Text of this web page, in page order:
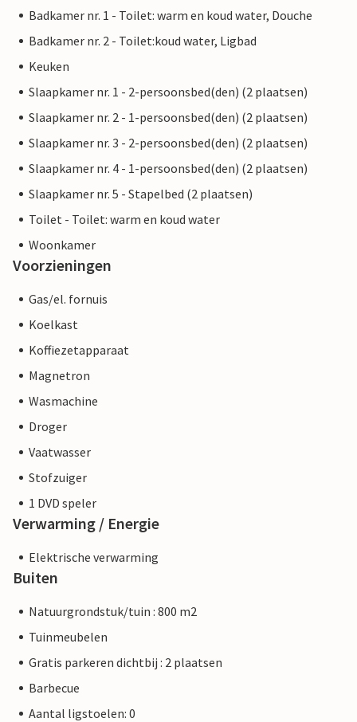
Badkamer nr. 1 - Toilet: warm en koud water, Douche
Badkamer nr. 2 - Toilet:koud water, Ligbad
Keuken
Slaapkamer nr. 1 - 2-persoonsbed(den) (2 plaatsen)
Slaapkamer nr. 2 - 1-persoonsbed(den) (2 plaatsen)
Slaapkamer nr. 3 - 2-persoonsbed(den) (2 plaatsen)
Slaapkamer nr. 4 - 1-persoonsbed(den) (2 plaatsen)
Slaapkamer nr. 5 - Stapelbed (2 plaatsen)
Toilet - Toilet: warm en koud water
Woonkamer
Voorzieningen
Gas/el. fornuis
Koelkast
Koffiezetapparaat
Magnetron
Wasmachine
Droger
Vaatwasser
Stofzuiger
1 DVD speler
Verwarming / Energie
Elektrische verwarming
Buiten
Natuurgrondstuk/tuin : 800 m2
Tuinmeubelen
Gratis parkeren dichtbij : 2 plaatsen
Barbecue
Aantal ligstoelen: 0